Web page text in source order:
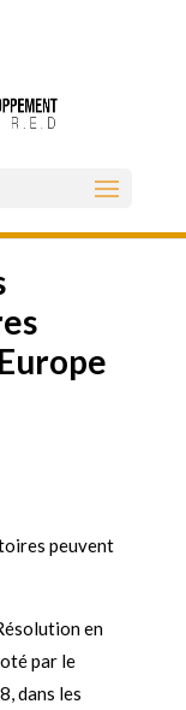
peuvent
en
par le
dans les